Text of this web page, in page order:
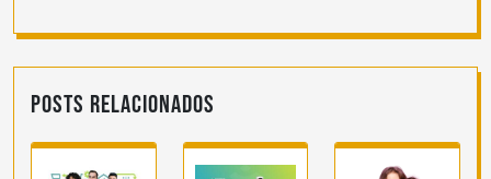
Posts Relacionados